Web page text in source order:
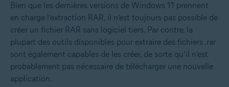
Bien que les dernières versions de Windows 11 prennent
en charge l’extraction RAR, il n’est toujours pas possible de
créer un fichier RAR sans logiciel tiers. Par contre, la
plupart des outils disponibles pour extraire des fichiers .rar
sont également capables de les créer, de sorte qu’il n’est
probablement pas nécessaire de télécharger une nouvelle
application.